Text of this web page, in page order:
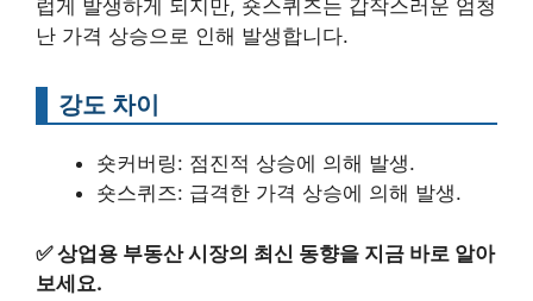
럽게 발생하게 되지만, 숏스퀴즈는 갑작스러운 엄청
난 가격 상승으로 인해 발생합니다.
강도 차이
숏커버링: 점진적 상승에 의해 발생.
숏스퀴즈: 급격한 가격 상승에 의해 발생.
✅상업용 부동산 시장의 최신 동향을 지금 바로 알아
보세요.